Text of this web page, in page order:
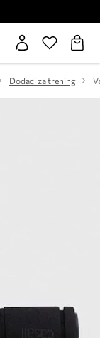
Dodaci za trening